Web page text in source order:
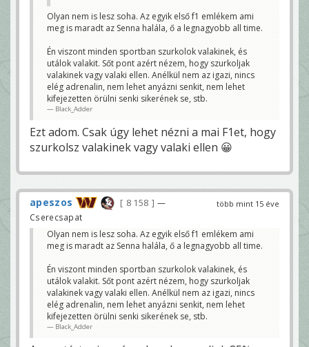
Olyan nem is lesz soha. Az egyik első f1 emlékem ami
meg is maradt az Senna halála, ő a legnagyobb all time.
Én viszont minden sportban szurkolok valakinek, és
utálok valakit. Sőt pont azért nézem, hogy szurkoljak
valakinek vagy valaki ellen. Anélkül nem az igazi, nincs
elég adrenalin, nem lehet anyázni senkit, nem lehet
kifejezetten örülni senki sikerének se, stb.
Black_Adder
Ezt adom. Csak úgy lehet nézni a mai F1et, hogy
szurkolsz valakinek vagy valaki ellen 😀
több mint 15 éve
apeszos 8 158
—
Cserecsapat
Olyan nem is lesz soha. Az egyik első f1 emlékem ami
meg is maradt az Senna halála, ő a legnagyobb all time.
Én viszont minden sportban szurkolok valakinek, és
utálok valakit. Sőt pont azért nézem, hogy szurkoljak
valakinek vagy valaki ellen. Anélkül nem az igazi, nincs
elég adrenalin, nem lehet anyázni senkit, nem lehet
kifejezetten örülni senki sikerének se, stb.
Black_Adder